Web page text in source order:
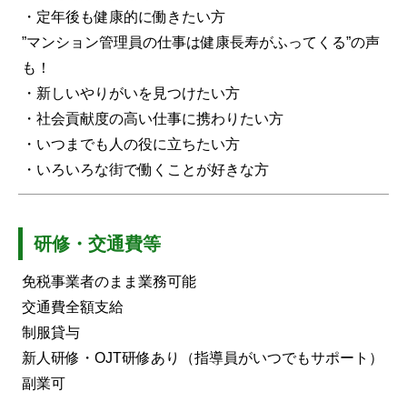
・定年後も健康的に働きたい方
”マンション管理員の仕事は健康長寿がふってくる”の声
も！
・新しいやりがいを見つけたい方
・社会貢献度の高い仕事に携わりたい方
・いつまでも人の役に立ちたい方
・いろいろな街で働くことが好きな方
研修・交通費等
免税事業者のまま業務可能
交通費全額支給
制服貸与
新人研修・OJT研修あり（指導員がいつでもサポート）
副業可